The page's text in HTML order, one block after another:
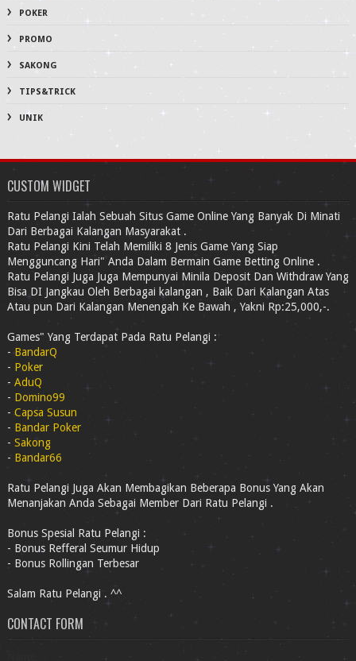
POKER
PROMO
SAKONG
TIPS&TRICK
UNIK
CUSTOM WIDGET
Ratu Pelangi Ialah Sebuah Situs Game Online Yang Banyak Di Minati
Dari Berbagai Kalangan Masyarakat .
Ratu Pelangi Kini Telah Memiliki 8 Jenis Game Yang Siap
Mengguncang Hari" Anda Dalam Bermain Game Betting Online .
Ratu Pelangi Juga Juga Mempunyai Minila Deposit Dan Withdraw Yang
Bisa DI Jangkau Oleh Berbagai kalangan , Baik Dari Kalangan Atas
Atau pun Dari Kalangan Menengah Ke Bawah , Yakni Rp:25,000,-.
Games" Yang Terdapat Pada Ratu Pelangi :
-BandarQ
- Poker
- AduQ
- Domino99
- Capsa Susun
- Bandar Poker
- Sakong
- Bandar66
Ratu Pelangi Juga Akan Membagikan Beberapa Bonus Yang Akan
Menanjakan Anda Sebagai Member Dari Ratu Pelangi .
Bonus Spesial Ratu Pelangi :
- Bonus Refferal Seumur Hidup
- Bonus Rollingan Terbesar
Salam Ratu Pelangi . ^^
CONTACT FORM